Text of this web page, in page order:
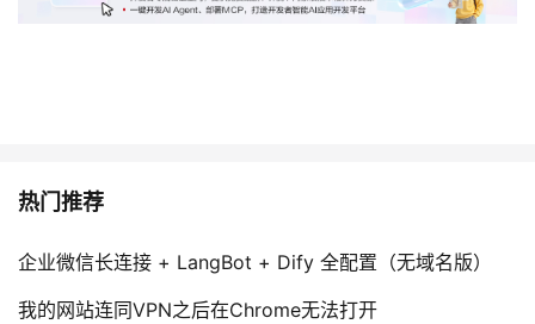
热门推荐
企业微信长连接 + LangBot + Dify 全配置（无域名版）
我的网站连同VPN之后在Chrome无法打开